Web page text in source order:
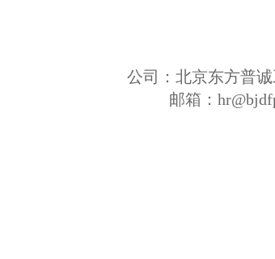
公司：北京东方普
邮箱：